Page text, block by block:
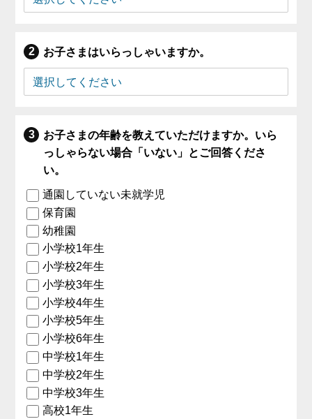
お子さまはいらっしゃいますか。
お子さまの年齢を教えていただけますか。いら
っしゃらない場合「いない」とご回答くださ
い。
通園していない未就学児
保育園
幼稚園
小学校1年生
小学校2年生
小学校3年生
小学校4年生
小学校5年生
小学校6年生
中学校1年生
中学校2年生
中学校3年生
高校1年生